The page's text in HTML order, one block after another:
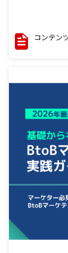
コンテン